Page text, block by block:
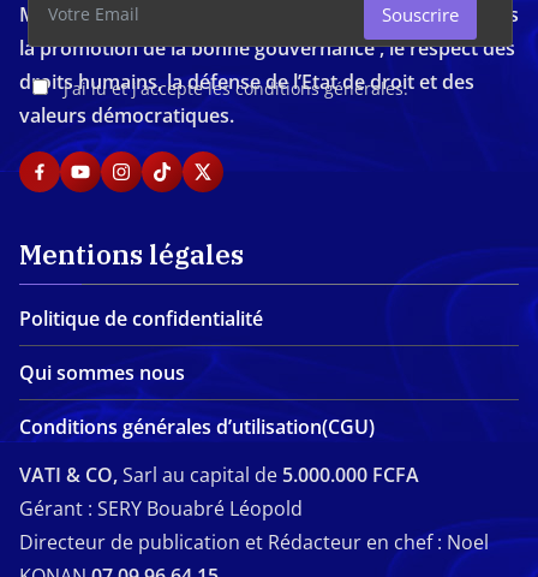
J'ai lu et j'accepte les conditions générales.
Souscrire
Média d'investigation ivoirien résolument engagé dans
la promotion de la bonne gouvernance , le respect des
droits humains, la défense de l’Etat de droit et des
valeurs démocratiques.
Mentions légales
Politique de confidentialité
Qui sommes nous
Conditions générales d’utilisation(CGU)
VATI & CO,Sarl au capital de 5.000.000 FCFA
Gérant : SERY Bouabré Léopold
Directeur de publication et Rédacteur en chef : Noel